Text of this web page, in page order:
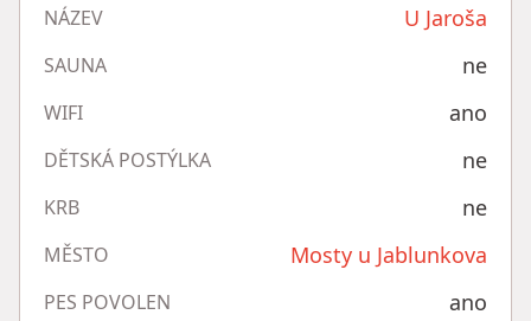
NÁZEV U Jaroša
SAUNA ne
WIFI ano
DĚTSKÁ POSTÝLKA ne
KRB ne
MĚSTO Mosty u Jablunkova
PES POVOLEN ano